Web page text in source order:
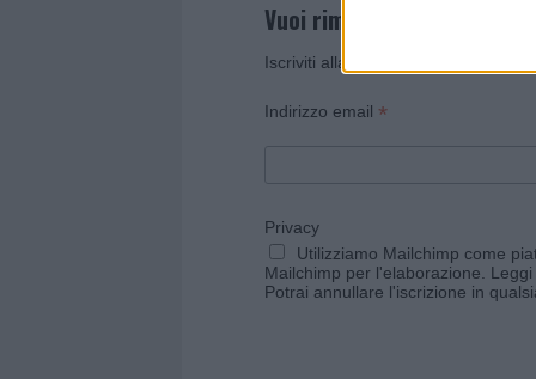
Vuoi rimanere sempre
Iscriviti alla newsletter di Gallura
Indirizzo email *
Privacy
Utilizziamo Mailchimp come
Mailchimp per l'elaborazione.
Potrai annullare l'iscrizione in